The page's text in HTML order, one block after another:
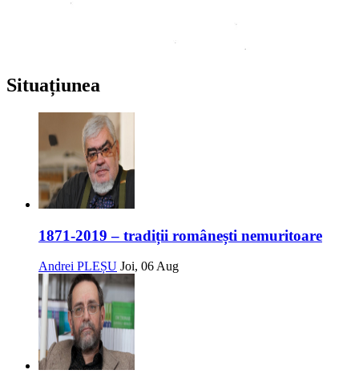
Situațiunea
1871-2019 – tradiții românești nemuritoare
Andrei PLEȘU Joi, 06 Aug